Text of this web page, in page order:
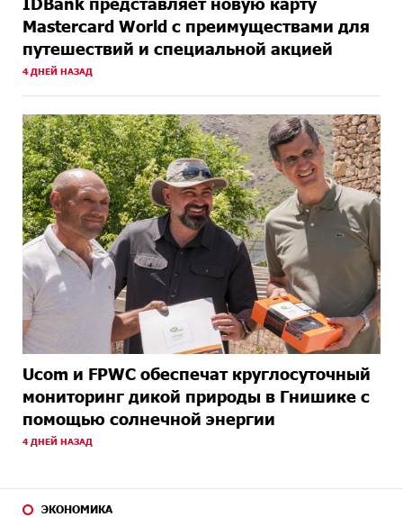
IDBank представляет новую карту
Mastercard World с преимуществами для
путешествий и специальной акцией
4 ДНЕЙ НАЗАД
Ucom и FPWC обеспечат круглосуточный
мониторинг дикой природы в Гнишике с
помощью солнечной энергии
4 ДНЕЙ НАЗАД
ЭКОНОМИКА